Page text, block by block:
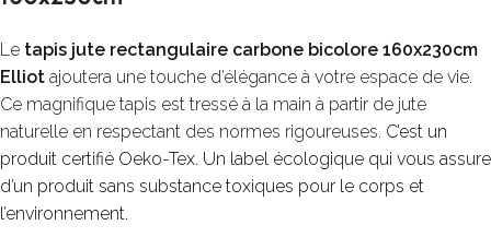
Le tapis jute rectangulaire carbone bicolore 160x230cm
Elliot ajoutera une touche d’élégance à votre espace de vie.
Ce magnifique tapis est tressé à la main à partir de jute
naturelle en respectant des normes rigoureuses. C’est un
produit certifié Oeko-Tex. Un label écologique qui vous assure
d’un produit sans substance toxiques pour le corps et
l’environnement.